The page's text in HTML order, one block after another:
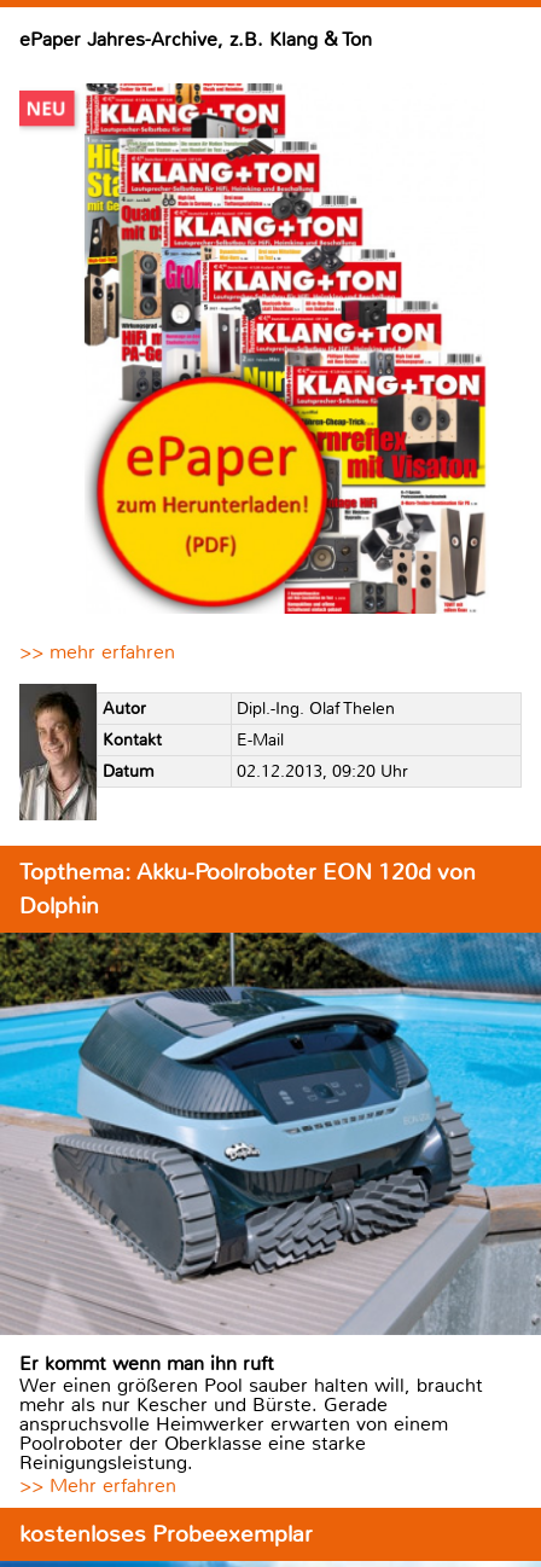
ePaper Jahres-Archive, z.B. Klang & Ton
>> mehr erfahren
Autor
Dipl.-Ing. Olaf Thelen
Kontakt
E-Mail
Datum
02.12.2013, 09:20 Uhr
Topthema: Akku-Poolroboter EON 120d von
Dolphin
Er kommt wenn man ihn ruft
Wer einen größeren Pool sauber halten will, braucht
mehr als nur Kescher und Bürste. Gerade
anspruchsvolle Heimwerker erwarten von einem
Poolroboter der Oberklasse eine starke
Reinigungsleistung.
>> Mehr erfahren
kostenloses Probeexemplar